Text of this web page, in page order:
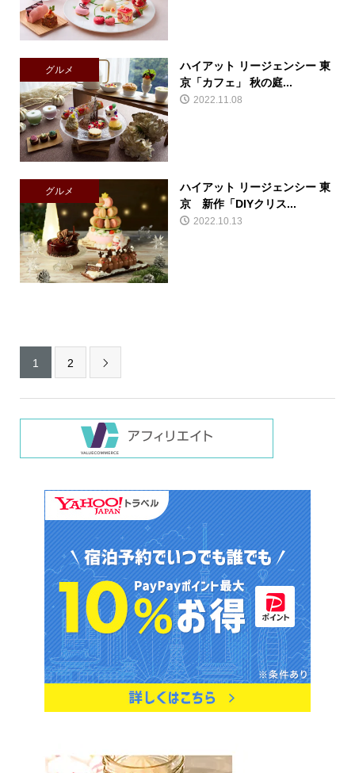
グルメ
ハイアット リージェンシー 東
京「カフェ」 秋の庭...
2022.11.08
グルメ
ハイアット リージェンシー 東
京 新作「DIYクリス...
2022.10.13
1 2 